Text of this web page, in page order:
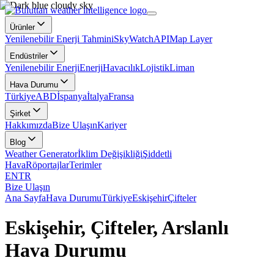
Ürünler
Yenilenebilir Enerji TahminiSkyWatchAPIMap Layer
Endüstriler
Yenilenebilir EnerjiEnerjiHavacılıkLojistikLiman
Hava Durumu
TürkiyeABDİspanyaİtalyaFransa
Şirket
HakkımızdaBize UlaşınKariyer
Blog
Weather Generatorİklim DeğişikliğiŞiddetli
HavaRöportajlarTerimler
ENTR
Bize Ulaşın
Ana SayfaHava DurumuTürkiyeEskişehirÇifteler
Eskişehir, Çifteler, Arslanlı
Hava Durumu